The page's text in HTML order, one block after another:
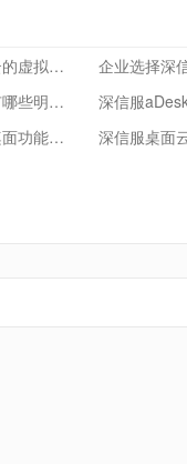
详解深信服桌面云的虚拟存储的分层功能
深信服桌面云具有哪些明显的优势？
深信服一站式云桌面功能介绍